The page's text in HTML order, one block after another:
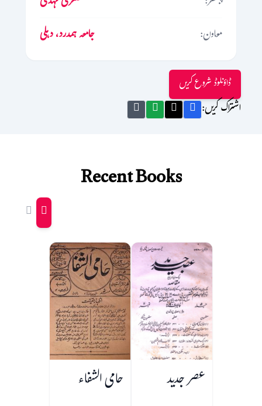
معاون:
جامعہ ہمدرد، دہلی
ڈاؤنلوڈ شروع کریں
اشتراک کریں:
Recent Books
عصر جدید حامی الشفاء